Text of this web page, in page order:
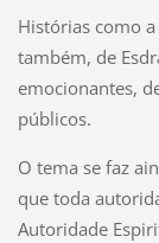
Histórias como
também, de
emocionantes,
públicos.
O tema se faz
que toda
Autoridade